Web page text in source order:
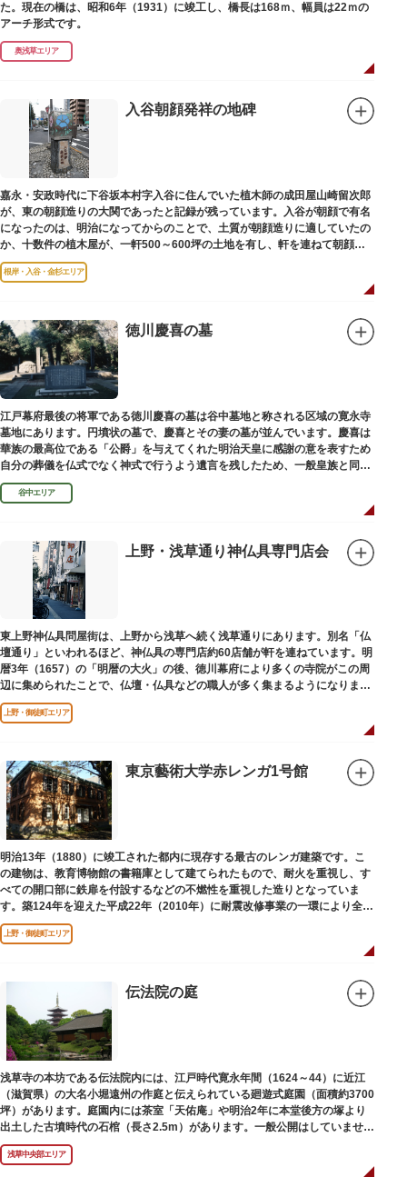
た。現在の橋は、昭和6年（1931）に竣工し、橋長は168ｍ、幅員は22ｍの
アーチ形式です。
奥浅草エリア
入谷朝顔発祥の地碑
嘉永・安政時代に下谷坂本村字入谷に住んでいた植木師の成田屋山崎留次郎
が、東の朝顔造りの大関であったと記録が残っています。入谷が朝顔で有名
になったのは、明治になってからのことで、土質が朝顔造りに適していたの
か、十数件の植木屋が、一軒500～600坪の土地を有し、軒を連ねて朝顔造
りをはじめました。
根岸・入谷・金杉エリア
徳川慶喜の墓
江戸幕府最後の将軍である徳川慶喜の墓は谷中墓地と称される区域の寛永寺
墓地にあります。円墳状の墓で、慶喜とその妻の墓が並んでいます。慶喜は
華族の最高位である「公爵」を与えてくれた明治天皇に感謝の意を表すため
自分の葬儀を仏式でなく神式で行うよう遺言を残したため、一般皇族と同じ
ような円墳が建てられました。
谷中エリア
上野・浅草通り神仏具専門店会
東上野神仏具問屋街は、上野から浅草へ続く浅草通りにあります。別名「仏
壇通り」といわれるほど、神仏具の専門店約60店舗が軒を連ねています。明
暦3年（1657）の「明暦の大火」の後、徳川幕府により多くの寺院がこの周
辺に集められたことで、仏壇・仏具などの職人が多く集まるようになりまし
た。
上野・御徒町エリア
東京藝術大学赤レンガ1号館
明治13年（1880）に竣工された都内に現存する最古のレンガ建築です。こ
の建物は、教育博物館の書籍庫として建てられたもので、耐火を重視し、す
べての開口部に鉄扉を付設するなどの不燃性を重視した造りとなっていま
す。築124年を迎えた平成22年（2010年）に耐震改修事業の一環により全面
改修が施されました。
上野・御徒町エリア
伝法院の庭
浅草寺の本坊である伝法院内には、江戸時代寛永年間（1624～44）に近江
（滋賀県）の大名小堀遠州の作庭と伝えられている廻遊式庭園（面積約3700
坪）があります。庭園内には茶室「天佑庵」や明治2年に本堂後方の塚より
出土した古墳時代の石棺（長さ2.5m）があります。一般公開はしていません
が、不定期で特別公開されることがあります。
浅草中央部エリア